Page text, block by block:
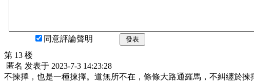
同意評論聲明 發表
第 13 楼
匿名 发表于 2023-7-3 14:23:28
不揀擇，也是一種揀擇。道無所不在，條條大路通羅馬，不糾纏於揀